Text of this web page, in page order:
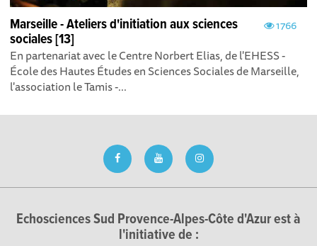
1766
Marseille - Ateliers d'initiation aux sciences
sociales [13]
En partenariat avec le Centre Norbert Elias, de l'EHESS -
École des Hautes Études en Sciences Sociales de Marseille,
l'association le Tamis -...
Echosciences Sud Provence-Alpes-Côte d'Azur est à
l'initiative de :